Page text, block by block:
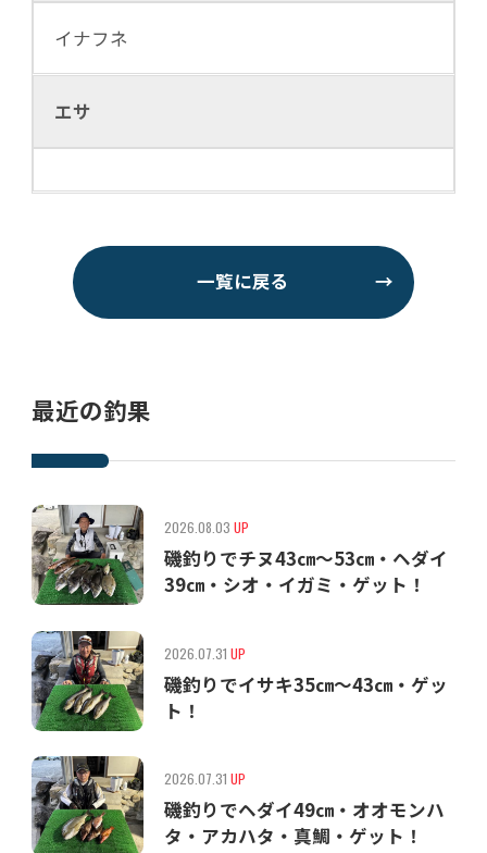
イナフネ
エサ
一覧に戻る →
最近の釣果
2026.08.03 UP
磯釣りでチヌ43㎝〜53㎝・ヘダイ
39㎝・シオ・イガミ・ゲット！
2026.07.31 UP
磯釣りでイサキ35㎝〜43㎝・ゲッ
ト！
2026.07.31 UP
磯釣りでヘダイ49㎝・オオモンハ
タ・アカハタ・真鯛・ゲット！